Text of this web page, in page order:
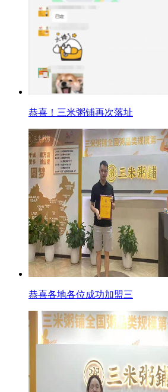
恭喜！三米粥铺再次落址
恭喜各地各位成功加盟三